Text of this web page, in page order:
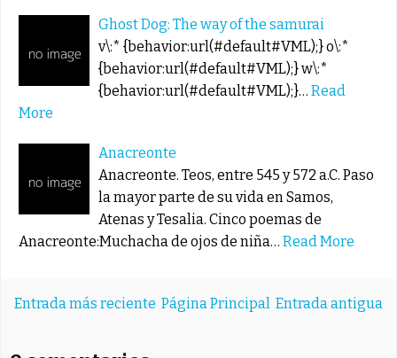
Ghost Dog: The way of the samurai
v\:* {behavior:url(#default#VML);} o\:*
{behavior:url(#default#VML);} w\:*
{behavior:url(#default#VML);}… Read
More
Anacreonte
Anacreonte. Teos, entre 545 y 572 a.C. Paso
la mayor parte de su vida en Samos,
Atenas y Tesalia. Cinco poemas de
Anacreonte:Muchacha de ojos de niña… Read More
Entrada más reciente Entrada antigua
Página Principal